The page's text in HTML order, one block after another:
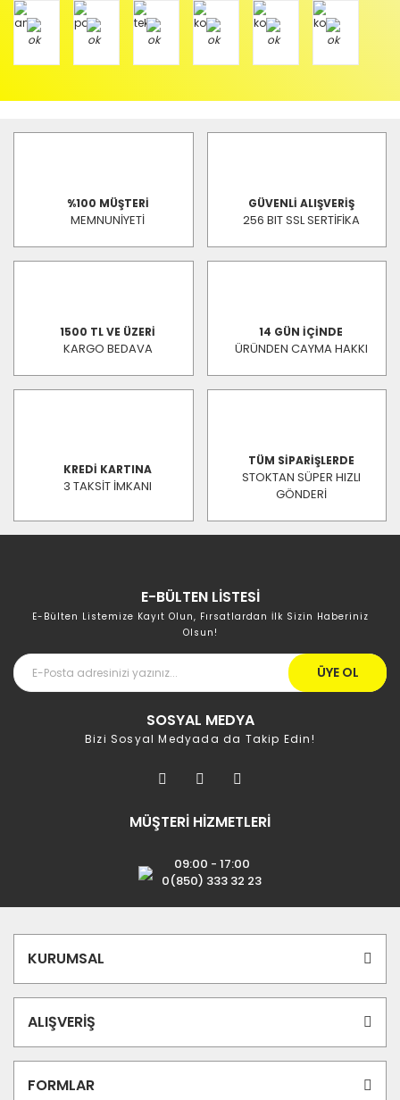
%100 MÜŞTERİ
MEMNUNİYETİ
GÜVENLİ ALIŞVERİŞ
256 BIT SSL SERTİFİKA
1500 TL VE ÜZERİ
KARGO BEDAVA
14 GÜN İÇİNDE
ÜRÜNDEN CAYMA HAKKI
KREDİ KARTINA
3 TAKSİT İMKANI
TÜM SİPARİŞLERDE
STOKTAN SÜPER HIZLI
GÖNDERİ
E-BÜLTEN LİSTESİ
E-Bülten Listemize Kayıt Olun, Fırsatlardan İlk Sizin Haberiniz
Olsun!
ÜYE OL
SOSYAL MEDYA
Bizi Sosyal Medyada da Takip Edin!
MÜŞTERİ HİZMETLERİ
09:00 - 17:00
0(850) 333 32 23
KURUMSAL
ALIŞVERİŞ
FORMLAR